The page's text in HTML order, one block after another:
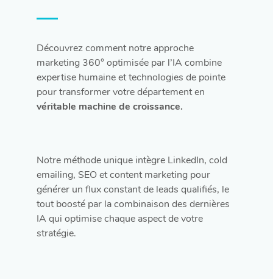
Découvrez comment notre approche
marketing 360° optimisée par l’IA combine
expertise humaine et technologies de pointe
pour transformer votre département en
véritable machine de croissance.
Notre méthode unique intègre LinkedIn, cold
emailing, SEO et content marketing pour
générer un flux constant de leads qualifiés, le
tout boosté par la combinaison des dernières
IA qui optimise chaque aspect de votre
stratégie.